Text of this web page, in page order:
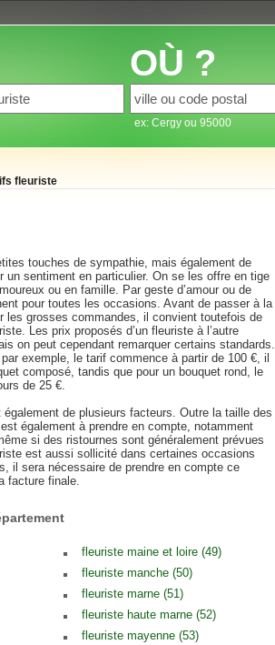
OÙ ?
ex: Cergy ou 95000
fleuriste
touches de sympathie, mais également de
un sentiment en particulier. On se les offre en tige
ou en famille. Par geste d’amour ou de
pour toutes les occasions. Avant de passer à la
les grosses commandes, il convient toutefois de
Les prix proposés d’un fleuriste à l’autre
on peut cependant remarquer certains standards.
exemple, le tarif commence à partir de 100 €, il
composé, tandis que pour un bouquet rond, le
de 25 €.
de plusieurs facteurs. Outre la taille des
également à prendre en compte, notamment
si des ristournes sont généralement prévues
est aussi sollicité dans certaines occasions
il sera nécessaire de prendre en compte ce
facture finale.
fleuriste maine et loire (49)
fleuriste manche (50)
fleuriste marne (51)
fleuriste haute marne (52)
fleuriste mayenne (53)